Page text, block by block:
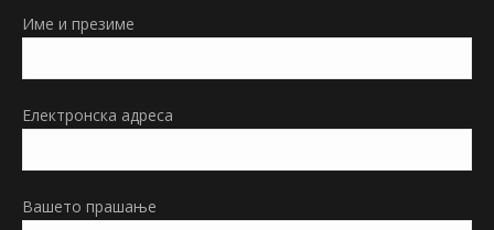
new
Име и презиме
Електронска адреса
Вашето прашање